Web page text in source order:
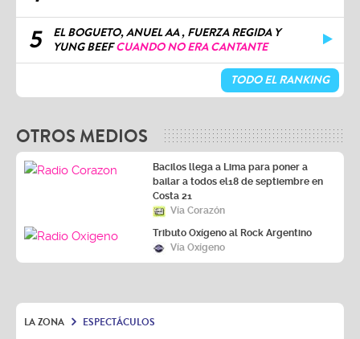
5
EL BOGUETO, ANUEL AA , FUERZA REGIDA Y
YUNG BEEFCUANDO NO ERA CANTANTE
TODO EL RANKING
OTROS MEDIOS
Bacilos llega a Lima para poner a
bailar a todos el18 de septiembre en
Costa 21
Vía Corazón
Tributo Oxígeno al Rock Argentino
Vía Oxígeno
LA ZONA ESPECTÁCULOS